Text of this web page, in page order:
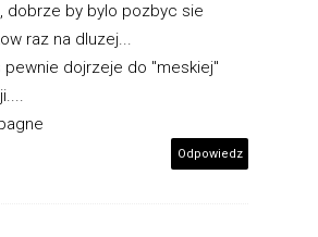
dobrze by bylo pozbyc sie
raz na dluzej...
pewnie dojrzeje do "meskiej"
Odpowiedz